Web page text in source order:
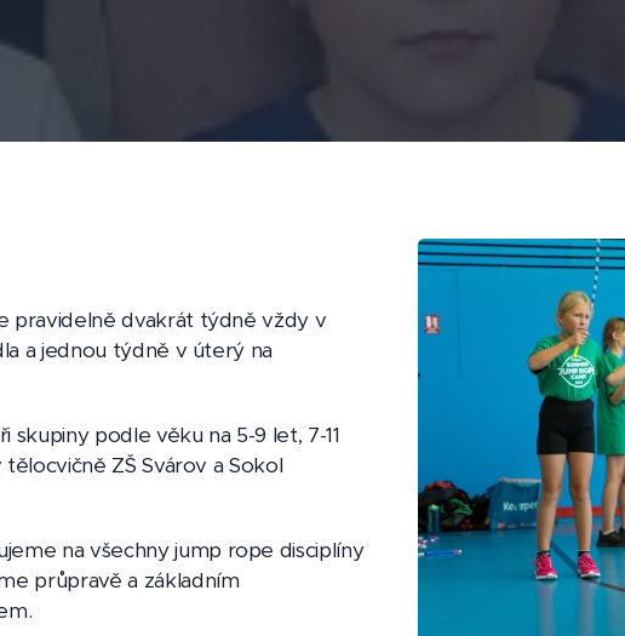
pravidelně dvakrát týdně vždy v
a jednou týdně v úterý na
podle věku na 5-9 let, 7-11
ZŠ Svárov a Sokol
na všechny jump rope disciplíny
průpravě a základním